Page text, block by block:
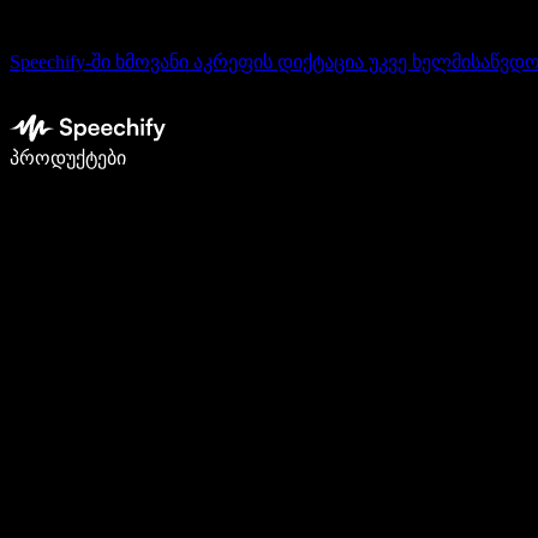
Speechify-ში ხმოვანი აკრეფის დიქტაცია უკვე
პროდუქტები
დაწერე 5-ჯერ სწრაფად ხმით კარნახით